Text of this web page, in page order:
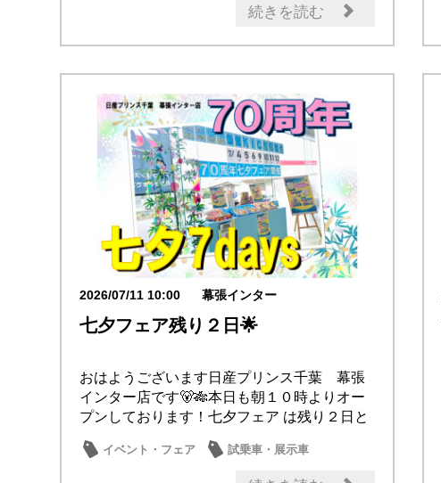
続きを読む
2026/07/11 10:00 幕張インター
七夕フェア残り２日🌟
おはようございます日産プリンス千葉 幕張
インター店です🐻🎋本日も朝１０時よりオー
プンしております！七夕フェア は残り２日と
イベント・フェア
試乗車・展示車